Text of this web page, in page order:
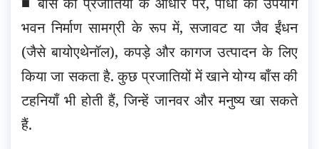
भवन निर्माण सामग्री के रूप में, सजावट या जैव ईंधन
(जैसे बायोएथेनॉल), कपड़े और कागज उत्पादन के लिए
किया जा सकता है. कुछ प्रजातियों में खाने योग्य बाँस की
टहनियाँ भी होती हैं, जिन्हें जानवर और मनुष्य खा सकते
हैं.